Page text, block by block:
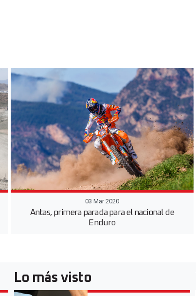
03 Mar 2020
Antas, primera parada para el nacional de
Enduro
Lo más visto